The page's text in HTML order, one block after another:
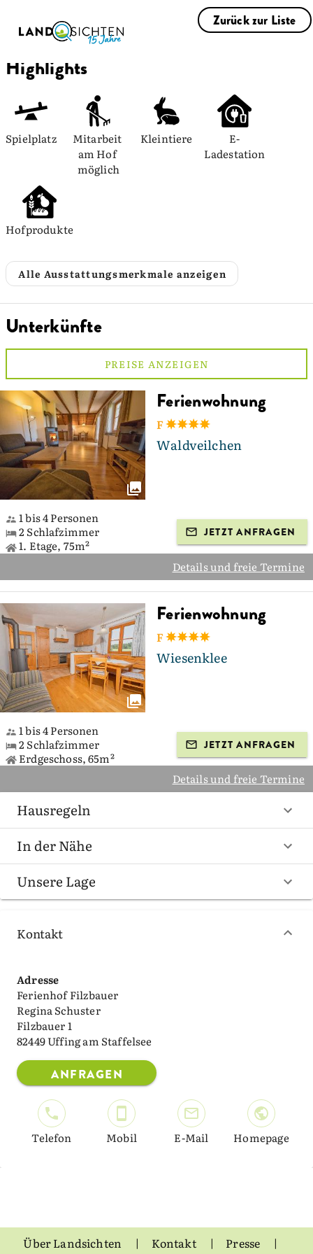
Zurück zur Liste
Highlights
Spielplatz
Mitarbeit
am Hof
möglich
Kleintiere
E-
Ladestation
Hofprodukte
Alle Ausstattungsmerkmale anzeigen
Unterkünfte
PREISE ANZEIGEN
Ferienwohnung
F
Waldveilchen
1 bis 4 Personen
2 Schlafzimmer
1. Etage, 75m²
JETZT ANFRAGEN
Details und freie Termine
Ferienwohnung
F
Wiesenklee
1 bis 4 Personen
2 Schlafzimmer
Erdgeschoss, 65m²
JETZT ANFRAGEN
Details und freie Termine
Hausregeln
In der Nähe
Unsere Lage
Kontakt
Adresse
Ferienhof Filzbauer
Regina Schuster
Filzbauer 1
82449 Uffing am Staffelsee
ANFRAGEN
Telefon Mobil E-Mail Homepage
Über Landsichten Kontakt Presse